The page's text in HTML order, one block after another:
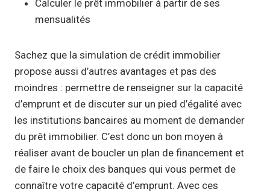
Calculer le prêt immobilier à partir de ses
mensualités
Sachez que la simulation de crédit immobilier
propose aussi d’autres avantages et pas des
moindres : permettre de renseigner sur la capacité
d’emprunt et de discuter sur un pied d’égalité avec
les institutions bancaires au moment de demander
du prêt immobilier. C’est donc un bon moyen à
réaliser avant de boucler un plan de financement et
de faire le choix des banques qui vous permet de
connaître votre capacité d’emprunt. Avec ces